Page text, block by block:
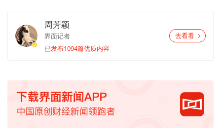
周芳颖
界面记者
已发布1094篇优质内容
去看看